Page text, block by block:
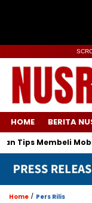
HOME BERITA
Membeli Mobil
Home / Pers Rilis